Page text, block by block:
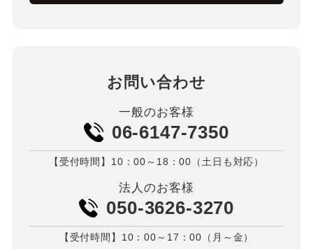
お問い合わせ
一般のお客様
06-6147-7350
【受付時間】10：00～18：00（土日も対応）
法人のお客様
050-3626-3270
【受付時間】10：00～17：00（月～金）